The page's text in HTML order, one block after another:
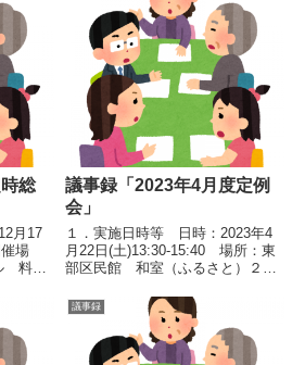
総
月17
場
料理
員数
．議
...
議事録「2023年4月度定例
会」
１．実施日時等 日時：2023年4
月22日(土)13:30-15:40 場所：東
部区民館 和室（ふるさと）２．
区の組織横断的な「災害時の要配
慮者支援取り組み」紹介 江
戸川区役所 組織図と組織一覧
(city....
議事録